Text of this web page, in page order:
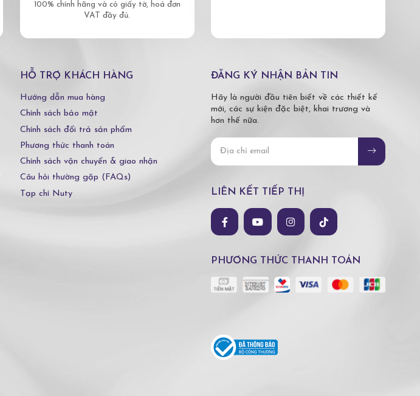
100% chính hãng và có giấy tờ, hoá đơn
VAT đầy đủ.
HỖ TRỢ KHÁCH HÀNG
Hướng dẫn mua hàng
Chính sách bảo mật
Chính sách đổi trả sản phẩm
Phương thức thanh toán
Chính sách vận chuyển & giao nhận
Câu hỏi thường gặp (FAQs)
Tạp chí Nuty
ĐĂNG KÝ NHẬN BẢN TIN
Hãy là người đầu tiên biết về các thiết kế
mới, các sự kiện đặc biệt, khai trương và
hơn thế nữa.
LIÊN KẾT TIẾP THỊ
PHƯƠNG THỨC THANH TOÁN